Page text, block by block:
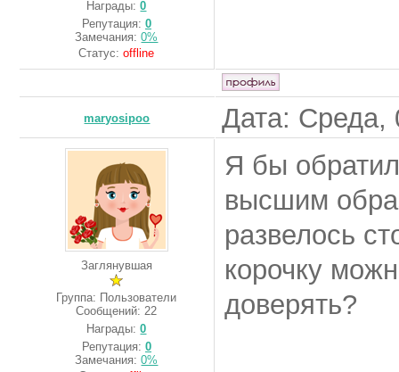
Награды:0
Репутация: 0
Замечания:0%
Статус:offline
maryosipoo Дата:
Заглянувшая
Группа: Пользователи
Сообщений: 22
Награды:0
Репутация: 0
Замечания:0%
Я бы
высшим
развелось
корочку
доверять?